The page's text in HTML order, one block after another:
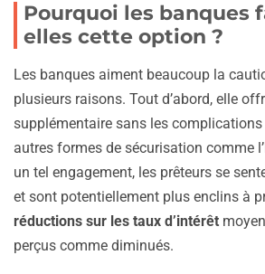
Pourquoi les banques
elles cette option ?
Les banques aiment beaucoup la
plusieurs raisons. Tout d’abord, elle
supplémentaire sans les
autres formes de sécurisation comme
un tel engagement, les prêteurs se
et sont potentiellement plus enclins à
réductions sur les taux d’intérêt
perçus comme diminués.